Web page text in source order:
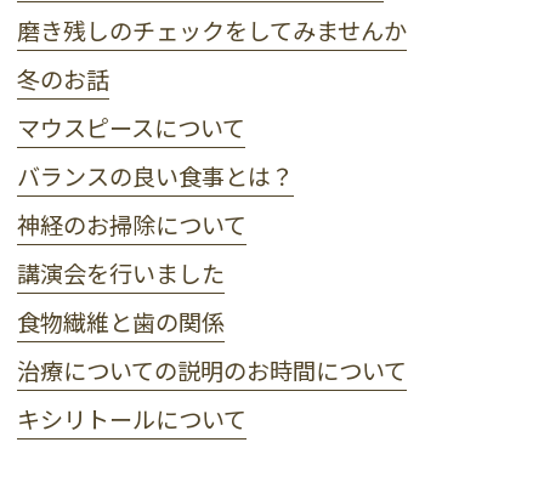
磨き残しのチェックをしてみませんか
冬のお話
マウスピースについて
バランスの良い食事とは？
神経のお掃除について
講演会を行いました
食物繊維と歯の関係
治療についての説明のお時間について
キシリトールについて